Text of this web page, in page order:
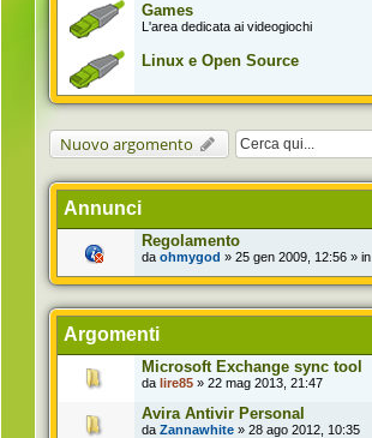
Games
L'area dedicata ai videogiochi
Linux e Open Source
Nuovo argomento
Annunci
Regolamento
da ohmygod » 25 gen 2009, 12:56 » in
Argomenti
Microsoft Exchange sync tool
da lire85 » 22 mag 2013, 21:47
Avira Antivir Personal
da Zannawhite » 28 ago 2012, 10:35